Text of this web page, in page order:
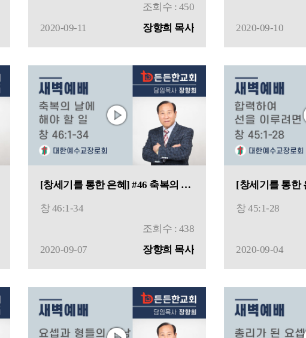
조회수 : 450
2020-09-11
장향희 목사
2020-09-10
[창세기를 통한 은혜] #46 축복의 날에 해야 할 일
창 46:1-34
조회수 : 438
2020-09-07
장향희 목사
창 45:1-28
2020-09-04